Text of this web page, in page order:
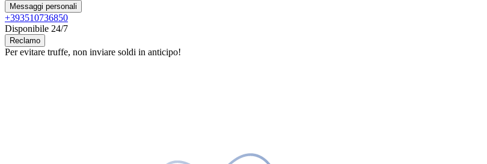
Messaggi personali
+393510736850
Disponibile 24/7
Reclamo
Per evitare truffe, non inviare soldi in anticipo!